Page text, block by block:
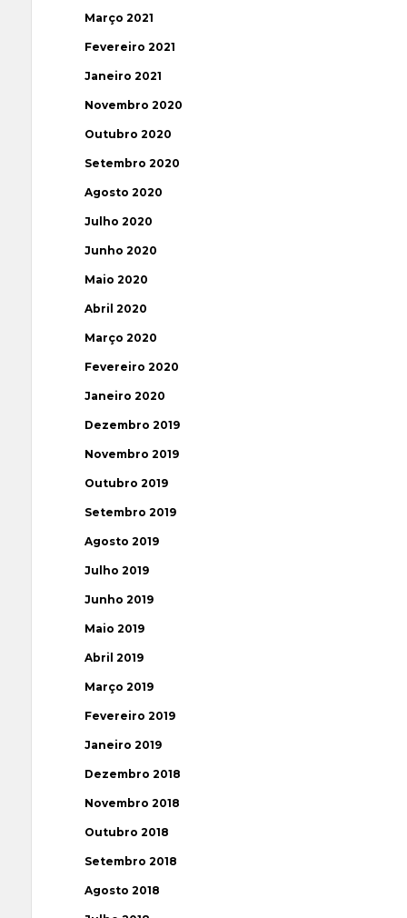
Março 2021
Fevereiro 2021
Janeiro 2021
Novembro 2020
Outubro 2020
Setembro 2020
Agosto 2020
Julho 2020
Junho 2020
Maio 2020
Abril 2020
Março 2020
Fevereiro 2020
Janeiro 2020
Dezembro 2019
Novembro 2019
Outubro 2019
Setembro 2019
Agosto 2019
Julho 2019
Junho 2019
Maio 2019
Abril 2019
Março 2019
Fevereiro 2019
Janeiro 2019
Dezembro 2018
Novembro 2018
Outubro 2018
Setembro 2018
Agosto 2018